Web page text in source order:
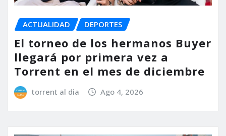
ACTUALIDAD DEPORTES
El torneo de los hermanos Buyer
llegará por primera vez a
Torrent en el mes de diciembre
torrent al dia Ago 4, 2026